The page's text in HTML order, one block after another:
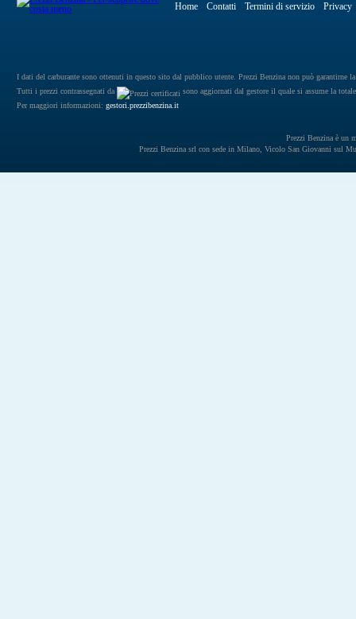
Home Contatti Termini di servizio Privacy
I dati del carburante sono ottenuti in questo sito dal pubblico utente. Prezzi Benzina non può garantirne
Tutti i prezzi contrassegnati da
sono aggiornati dal gestore il quale si assume la
Per maggiori informazioni: gestori.prezzibenzina.it
Prezzi Benzina è un
Prezzi Benzina srl con sede in Milano, Vicolo San Giovanni sul